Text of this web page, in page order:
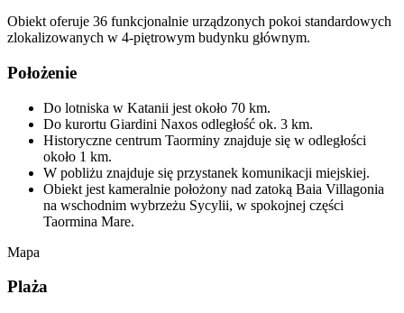
Obiekt oferuje 36 funkcjonalnie urządzonych pokoi standardowych
zlokalizowanych w 4-piętrowym budynku głównym.
Położenie
Do lotniska w Katanii jest około 70 km.
Do kurortu Giardini Naxos odległość ok. 3 km.
Historyczne centrum Taorminy znajduje się w odległości
około 1 km.
W pobliżu znajduje się przystanek komunikacji miejskiej.
Obiekt jest kameralnie położony nad zatoką Baia Villagonia
na wschodnim wybrzeżu Sycylii, w spokojnej części
Taormina Mare.
Mapa
Plaża